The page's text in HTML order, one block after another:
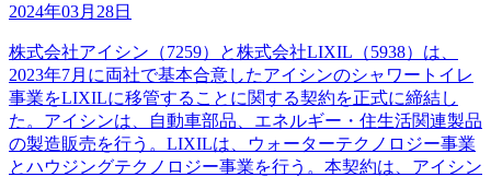
2024年03月28日
株式会社アイシン（7259）と株式会社LIXIL（5938）は、
2023年7月に両社で基本合意したアイシンのシャワートイレ
事業をLIXILに移管することに関する契約を正式に締結し
た。アイシンは、自動車部品、エネルギー・住生活関連製品
の製造販売を行う。LIXILは、ウォーターテクノロジー事業
とハウジングテクノロジー事業を行う。本契約は、アイシン